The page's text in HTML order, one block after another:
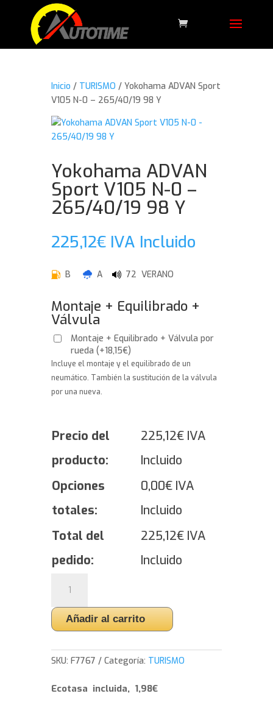
Inicio / TURISMO / Yokohama ADVAN Sport
V105 N-0 – 265/40/19 98 Y
Yokohama ADVAN
Sport V105 N-0 –
265/40/19 98 Y
225,12€ IVA Incluido
B A 72 VERANO
Montaje + Equilibrado +
Válvula
Montaje + Equilibrado + Válvula por
rueda(+18,15€)
Incluye el montaje y el equilibrado de un
neumático. También la sustitución de la válvula
por una nueva.
Precio del
producto:
225,12€ IVA
Incluido
Opciones
totales:
0,00€ IVA
Incluido
Total del
pedido:
225,12€ IVA
Incluido
ADVAN
Sport
V105
0
-
98
Añadir al carrito
SKU:F7767 Categoría: TURISMO
Ecotasa incluida, 1,98€